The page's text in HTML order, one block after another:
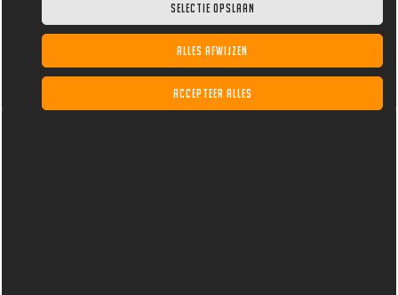
SELECTIE OPSLAAN
ALLES AFWIJZEN
ACCEPTEER ALLES
krokant korstje.